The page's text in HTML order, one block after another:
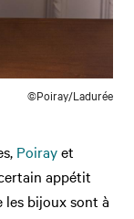
©Poiray/Ladurée
Poirayet
appétit
bijoux sont à